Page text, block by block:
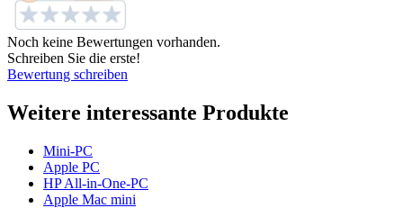
Noch keine Bewertungen vorhanden.
Schreiben Sie die erste!
Bewertung schreiben
Weitere interessante Produkte
Mini-PC
Apple PC
HP All-in-One-PC
Apple Mac mini